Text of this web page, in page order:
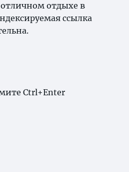
отличном отдыхе в
ссылка
Ctrl+Enter